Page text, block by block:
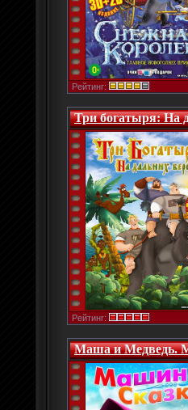
Рейтинг:
Три богатыря: На
Рейтинг:
Маша и Медведь.